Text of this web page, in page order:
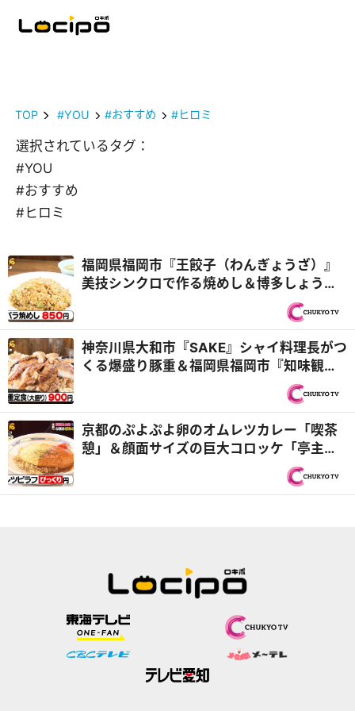
TOP #YOU #おすすめ #ヒロミ
選択されているタグ：
#YOU
#おすすめ
#ヒロミ
福岡県福岡市『王餃子（わんぎょうざ）』
美技シンクロで作る焼めし＆博多しょうゆ
ラーメン！チームプレー親子3代中華『オモ
神奈川県大和市『SAKE』シャイ料理長がつ
くる爆盛り豚重＆福岡県福岡市『知味観
（しみかん）』仲良しヤング兄弟！『オモ
京都のぷよぷよ卵のオムレツカレー「喫茶
憩」＆顔面サイズの巨大コロッケ「亭主関